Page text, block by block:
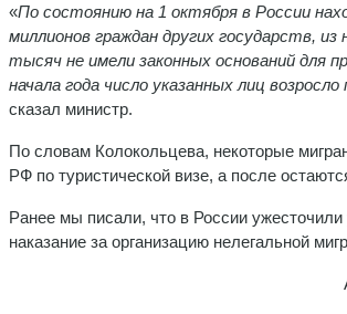
«По состоянию на 1 октября в России
миллионов граждан других государств, из
тысяч не имели законных оснований для
начала года число указанных лиц
сказал министр.
По словам Колокольцева, некоторые
РФ по туристической визе, а после
Ранее мы писали, что в России ужесточили
наказание за организацию нелегальной